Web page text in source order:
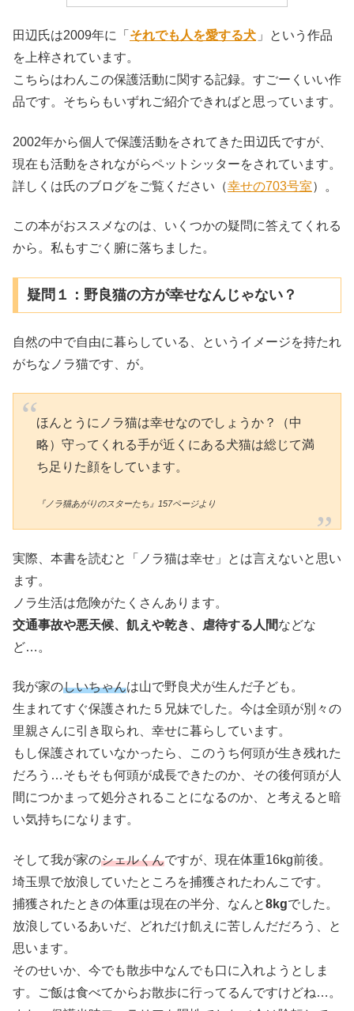
田辺氏は2009年に「 それでも人を愛する犬 」という作品
を上梓されています。
こちらはわんこの保護活動に関する記録。すごーくいい作
品です。そちらもいずれご紹介できればと思っています。
2002年から個人で保護活動をされてきた田辺氏ですが、
現在も活動をされながらペットシッターをされています。
詳しくは氏のブログをご覧ください（幸せの703号室）。
この本がおススメなのは、いくつかの疑問に答えてくれる
から。私もすごく腑に落ちました。
疑問１：野良猫の方が幸せなんじゃない？
自然の中で自由に暮らしている、というイメージを持たれ
がちなノラ猫です、が。
ほんとうにノラ猫は幸せなのでしょうか？（中
略）守ってくれる手が近くにある犬猫は総じて満
ち足りた顔をしています。
『ノラ猫あがりのスターたち』157ページより
実際、本書を読むと「ノラ猫は幸せ」とは言えないと思い
ます。
ノラ生活は危険がたくさんあります。
交通事故や悪天候、飢えや乾き、虐待する人間などな
ど…。
我が家のしいちゃんは山で野良犬が生んだ子ども。
生まれてすぐ保護された５兄妹でした。今は全頭が別々の
里親さんに引き取られ、幸せに暮らしています。
もし保護されていなかったら、このうち何頭が生き残れた
だろう…そもそも何頭が成長できたのか、その後何頭が人
間につかまって処分されることになるのか、と考えると暗
い気持ちになります。
そして我が家のシェルくんですが、現在体重16kg前後。
埼玉県で放浪していたところを捕獲されたわんこです。
捕獲されたときの体重は現在の半分、なんと8kgでした。
放浪しているあいだ、どれだけ飢えに苦しんだだろう、と
思います。
そのせいか、今でも散歩中なんでも口に入れようとしま
す。ご飯は食べてからお散歩に行ってるんですけどね…。